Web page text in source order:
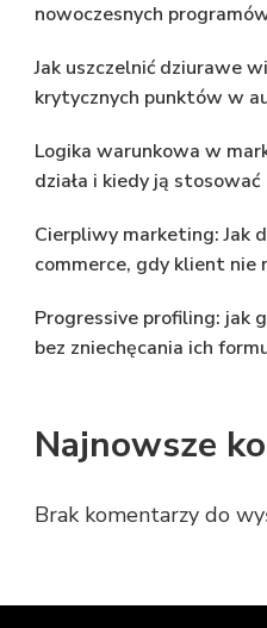
nowoczesnych
Jak uszczelnić dziurawe
krytycznych punktów w
Logika warunkowa w
działa i kiedy ją stosować
Cierpliwy marketing: Jak
commerce, gdy klient nie
Progressive profiling: jak
bez zniechęcania ich
Najnowsze
Brak komentarzy do